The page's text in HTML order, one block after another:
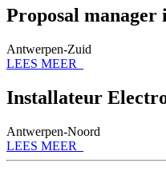
Proposal manager
Antwerpen-Zuid
LEES MEER
Installateur
Antwerpen-Noord
LEES MEER